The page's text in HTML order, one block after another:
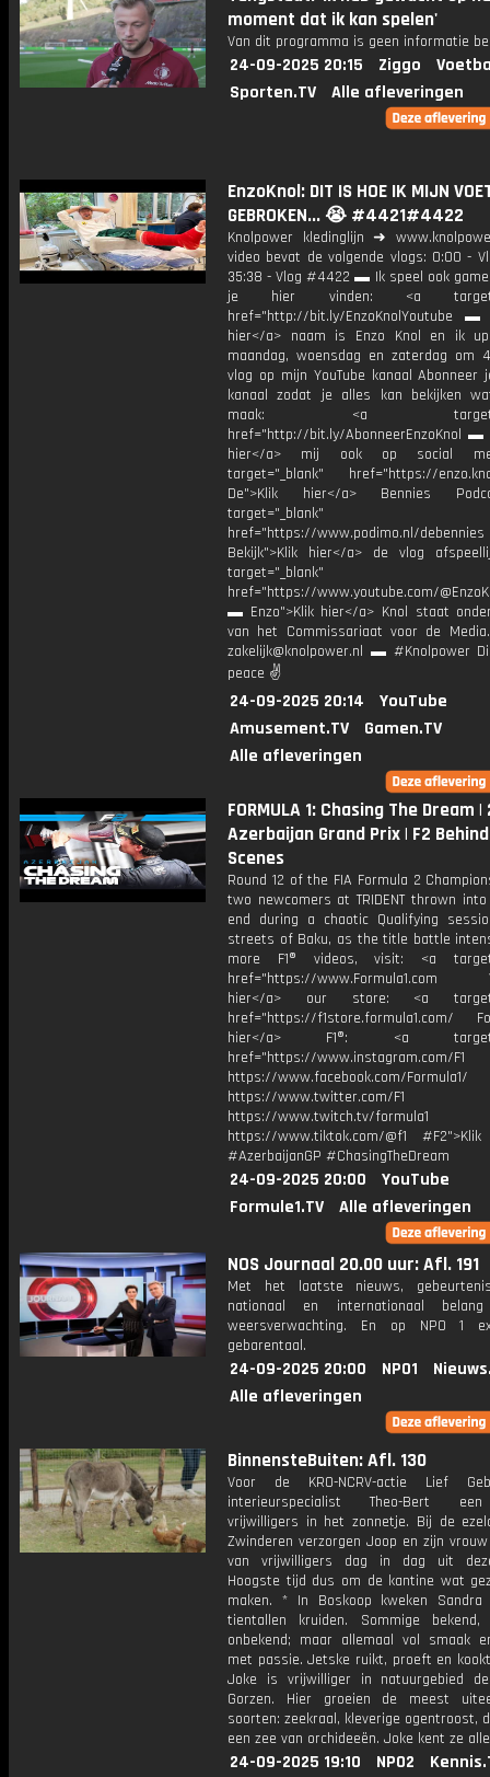
moment dat ik kan spelen'
Van dit programma is geen informatie
24-09-2025 20:15 Ziggo
Sporten.TV
Alle afleveringen
EnzoKnol: DIT IS HOE IK MIJN
GEBROKEN... 😭 #4421#4422
Knolpower kledinglijn ➜
video bevat de volgende vlogs: 0:00 -
35:38 - Vlog #4422 ▬ Ik speel ook
je hier vinden: <a
href="http://bit.ly/EnzoKnolYoutube ▬
hier</a> naam is Enzo Knol en ik
maandag, woensdag en zaterdag om
vlog op mijn YouTube kanaal Abonneer
kanaal zodat je alles kan bekijken
maak: <a
href="http://bit.ly/AbonneerEnzoKnol ▬
hier</a> mij ook op social
target="_blank" href="https://
De">Klik hier</a> Bennies
target="_blank"
href="https://www.podimo.nl/debennies
Bekijk">Klik hier</a> de vlog
target="_blank"
href="https://www.youtube.com/
▬ Enzo">Klik hier</a> Knol staat
van het Commissariaat voor de
zakelijk@knolpower.nl ▬ #Knolpower
peace ✌
24-09-2025 20:14
YouTube
Amusement.TV
Gamen.TV
Alle afleveringen
FORMULA 1: Chasing The Dream
Azerbaijan Grand Prix | F2
Scenes
Round 12 of the FIA Formula 2
two newcomers at TRIDENT thrown
end during a chaotic Qualifying
streets of Baku, as the title battle
more F1® videos, visit: <a
href="https://www.Formula1.com
hier</a> our store: <a
href="https://f1store.formula1.com/
hier</a> F1®: <a
href="https://www.instagram.com/F1
https://www.facebook.com/Formula1/
https://www.twitter.com/F1
https://www.twitch.tv/formula1
https://www.tiktok.com/@f1
#AzerbaijanGP #ChasingTheDream
24-09-2025 20:00
YouTube
Formule1.TV
Alle afleveringen
NOS Journaal 20.00 uur: Afl. 191
Met het laatste nieuws,
nationaal en internationaal
weersverwachting. En op NPO 1
gebarentaal.
24-09-2025 20:00 NPO1
Alle afleveringen
BinnensteBuiten: Afl. 130
Voor de KRO-NCRV-actie Lief
interieurspecialist Theo-Bert
vrijwilligers in het zonnetje. Bij de
Zwinderen verzorgen Joop en zijn
van vrijwilligers dag in dag uit
Hoogste tijd dus om de kantine wat
maken. * In Boskoop kweken
tientallen kruiden. Sommige bekend,
onbekend; maar allemaal vol smaak
met passie. Jetske ruikt, proeft en
Joke is vrijwilliger in natuurgebied
Gorzen. Hier groeien de meest
soorten: zeekraal, kleverige ogentroost,
een zee van orchideeën. Joke kent ze
24-09-2025 19:10 NPO2